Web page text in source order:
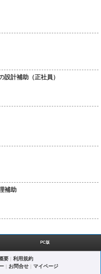
設計補助（正社員）
補助
PC版
要| 利用規約
| お問合せ| マイページ